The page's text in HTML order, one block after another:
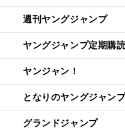
週刊ヤングジャンプ
ヤングジャンプ定期購
ヤンジャン！
となりのヤングジャン
グランドジャンプ